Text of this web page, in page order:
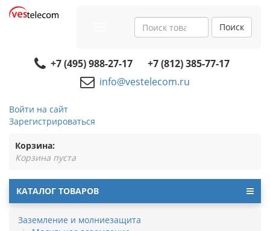
navigation
Поиск
+7 (495) 988-27-17
+7 (812) 385-77-17
info@vestelecom.ru
Войти на сайт
Зарегистрироваться
Корзина:
Корзина пуста
КАТАЛОГ ТОВАРОВ
Заземление и молниезащита